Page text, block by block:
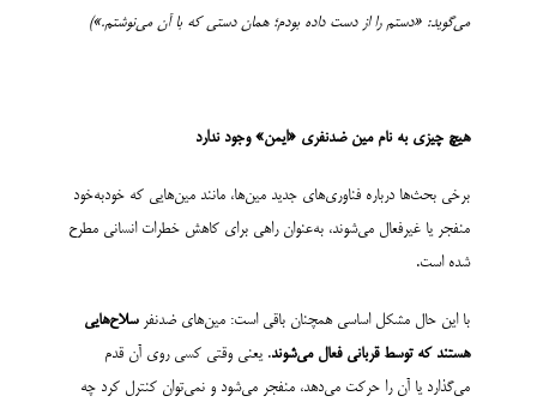
می‌گوید: «دستم را از دست داده بودم؛ همان دستی که با آن می‌نوشتم.»)
هیچ چیزی به نام مین ضدنفری «ایمن» وجود ندارد
برخی بحث‌ها درباره فناوری‌های جدید مین‌ها، مانند مین‌هایی که خودبه‌خود
منفجر یا غیرفعال می‌شوند، به‌عنوان راهی برای کاهش خطرات انسانی مطرح
شده است.
با این حال مشکل اساسی همچنان باقی است: مین‌های ضدنفرسلاح‌هایی
هستند که توسط قربانی فعال می‌شوند. یعنی وقتی کسی روی آن قدم
می‌گذارد یا آن را حرکت می‌دهد، منفجر می‌شود و نمی‌توان کنترل کرد چه